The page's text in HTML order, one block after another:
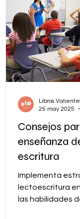
Consejos
enseñanza
escritura
Implementa
lectoescritura
las habilidades
Libros
25 may 2025